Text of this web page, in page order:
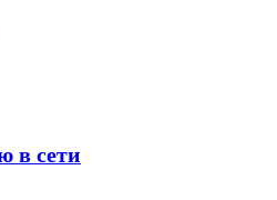
в сети